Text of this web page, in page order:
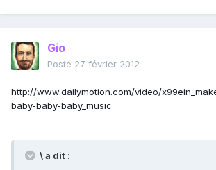
Gio
Posté 27 février 2012
http://www.dailymotion.com/video/
baby-baby-baby_music
\ a dit :